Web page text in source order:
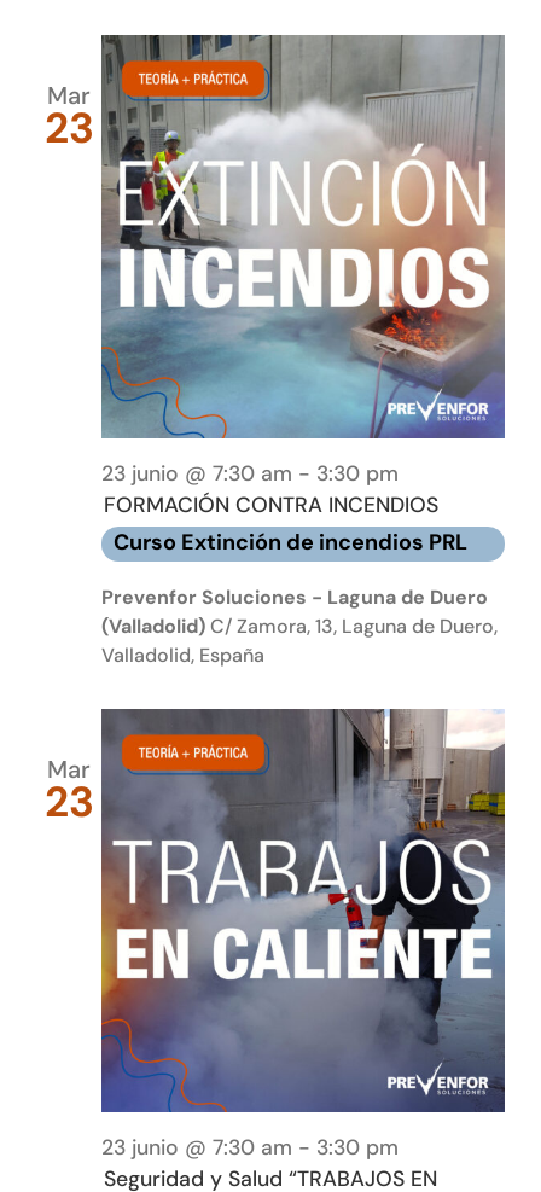
Mar
23
23 junio @ 7:30 am - 3:30 pm
FORMACIÓN CONTRA INCENDIOS
Curso Extinción de incendios PRL
Prevenfor Soluciones - Laguna de Duero
(Valladolid)C/ Zamora, 13, Laguna de Duero,
Valladolid, España
Mar
23
23 junio @ 7:30 am - 3:30 pm
Seguridad y Salud “TRABAJOS EN